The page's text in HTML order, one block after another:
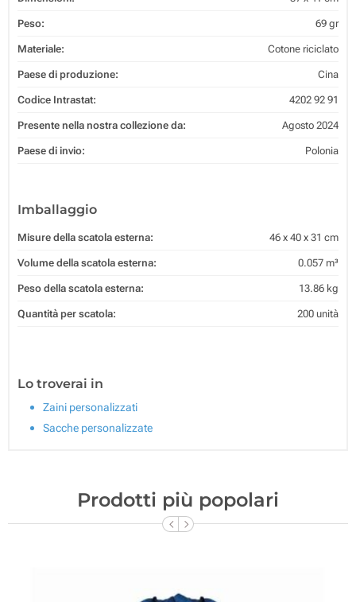
Peso: 69 gr
Materiale: Cotone riciclato
Paese di produzione: Cina
Codice Intrastat: 4202 92 91
Presente nella nostra collezione da: Agosto 2024
Paese di invio: Polonia
Imballaggio
Misure della scatola esterna: 46 x 40 x 31 cm
Volume della scatola esterna: 0.057 m³
Peso della scatola esterna: 13.86 kg
Quantità per scatola: 200 unità
Lo troverai in
Zaini personalizzati
Sacche personalizzate
Prodotti più popolari